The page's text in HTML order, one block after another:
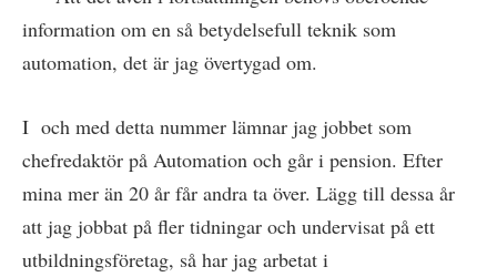
I och med detta nummer lämnar jag jobbet som
chefredaktör på Automation och går i pension. Efter
mina mer än 20 år får andra ta över. Lägg till dessa år
att jag jobbat på fler tidningar och undervisat på ett
utbildningsföretag, så har jag arbetat i